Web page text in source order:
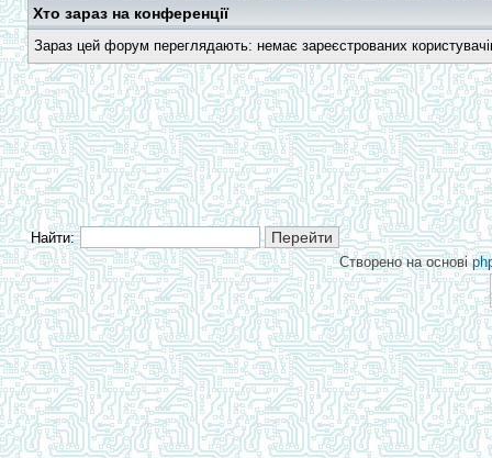
Хто зараз на конференції
Зараз цей форум переглядають: немає зареєстрованих
Найти:
Створено на основі